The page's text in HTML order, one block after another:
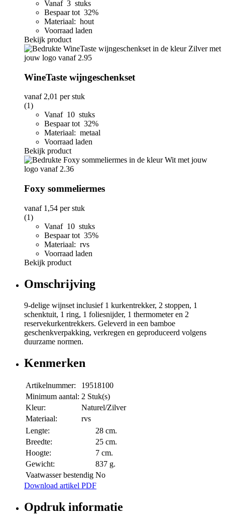
Vanaf 3 stuks
Bespaar tot 32%
Materiaal: hout
Voorraad laden
Bekijk product
WineTaste wijngeschenkset
vanaf2,01 per stuk
(1)
Vanaf 10 stuks
Bespaar tot 32%
Materiaal: metaal
Voorraad laden
Bekijk product
Foxy sommeliermes
vanaf 1,54 per stuk
(1)
Vanaf 10 stuks
Bespaar tot 35%
Materiaal: rvs
Voorraad laden
Bekijk product
Omschrijving
9-delige wijnset inclusief 1 kurkentrekker, 2 stoppen, 1
schenktuit, 1 ring, 1 foliesnijder, 1 thermometer en 2
reservekurkentrekkers. Geleverd in een bamboe
geschenkverpakking, verkregen en geproduceerd volgens
duurzame normen.
Kenmerken
Artikelnummer:
19518100
Minimum aantal: 2 Stuk(s)
Kleur:
Naturel/Zilver
Materiaal:
rvs
Lengte:
28 cm.
Breedte:
25 cm.
Hoogte:
7 cm.
Gewicht:
837 g.
Vaatwasser bestendig No
Download artikel PDF
Opdruk informatie